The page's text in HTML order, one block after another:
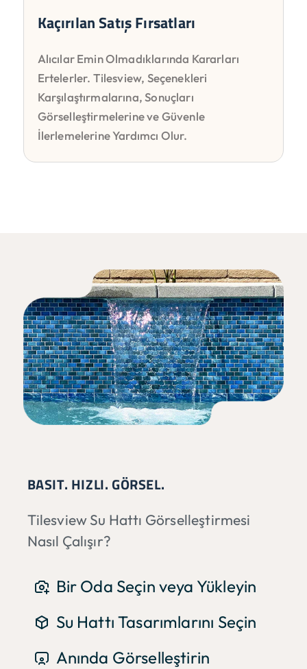
Kaçırılan Satış Fırsatları
Alıcılar Emin Olmadıklarında Kararları
Ertelerler. Tilesview, Seçenekleri
Karşılaştırmalarına, Sonuçları
Görselleştirmelerine ve Güvenle
İlerlemelerine Yardımcı Olur.
BASIT. HIZLI. GÖRSEL.
Tilesview Su Hattı Görselleştirmesi
Nasıl Çalışır?
Bir Oda Seçin veya Yükleyin
Su Hattı Tasarımlarını Seçin
Anında Görselleştirin